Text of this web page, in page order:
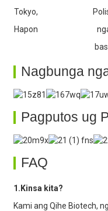
Tokyo,
Hapon
Nagbunga
Pagputos ug
FAQ
1.Kinsa kita?
Kami ang Qihe Biotech,